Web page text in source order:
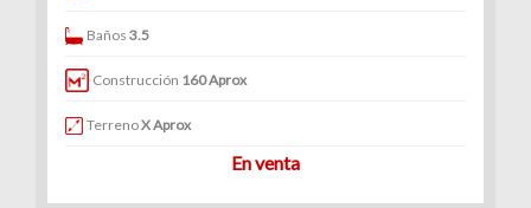
Baños3.5
Construcción 160 Aprox
TerrenoX Aprox
En venta